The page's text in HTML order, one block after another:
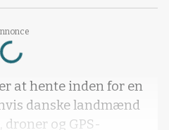
Loading...
at hente inden for en
danske landmænd
og GPS-